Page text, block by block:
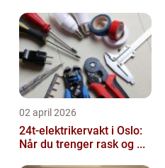
02 april 2026
24t-elektrikervakt i Oslo:
Når du trenger rask og ...